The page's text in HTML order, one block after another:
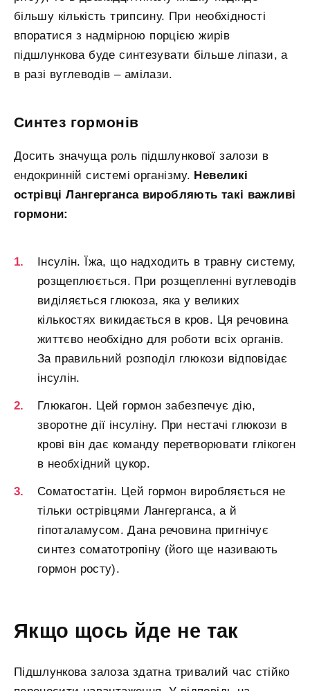
більшу кількість трипсину. При необхідності
впоратися з надмірною порцією жирів
підшлункова буде синтезувати більше ліпази, а
в разі вуглеводів – амілази.
Синтез гормонів
Досить значуща роль підшлункової залози в
ендокринній системі організму. Невеликі
острівці Лангерганса виробляють такі важливі
гормони:
Інсулін. Їжа, що надходить в травну систему,
розщеплюється. При розщепленні вуглеводів
виділяється глюкоза, яка у великих
кількостях викидається в кров. Ця речовина
життєво необхідно для роботи всіх органів.
За правильний розподіл глюкози відповідає
інсулін.
Глюкагон. Цей гормон забезпечує дію,
зворотне дії інсуліну. При нестачі глюкози в
крові він дає команду перетворювати глікоген
в необхідний цукор.
Соматостатін. Цей гормон виробляється не
тільки острівцями Лангерганса, а й
гіпоталамусом. Дана речовина пригнічує
синтез соматотропіну (його ще називають
гормон росту).
Якщо щось йде не так
Підшлункова залоза здатна тривалий час стійко